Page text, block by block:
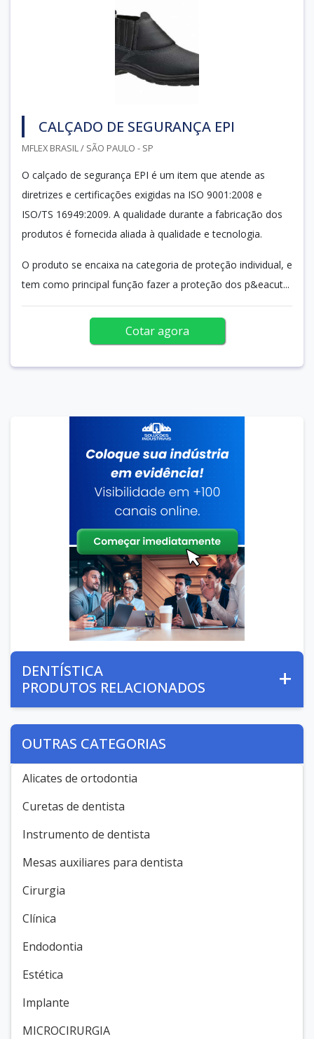
CALÇADO DE SEGURANÇA EPI
MFLEX BRASIL / SÃO PAULO - SP
O calçado de segurança EPI é um item que atende as
diretrizes e certificações exigidas na ISO 9001:2008 e
ISO/TS 16949:2009. A qualidade durante a fabricação dos
produtos é fornecida aliada à qualidade e tecnologia.
O produto se encaixa na categoria de proteção individual, e
tem como principal função fazer a proteção dos p&eacut...
Cotar agora
DENTÍSTICA
PRODUTOS RELACIONADOS
OUTRAS CATEGORIAS
Alicates de ortodontia
Curetas de dentista
Instrumento de dentista
Mesas auxiliares para dentista
Cirurgia
Clínica
Endodontia
Estética
Implante
MICROCIRURGIA